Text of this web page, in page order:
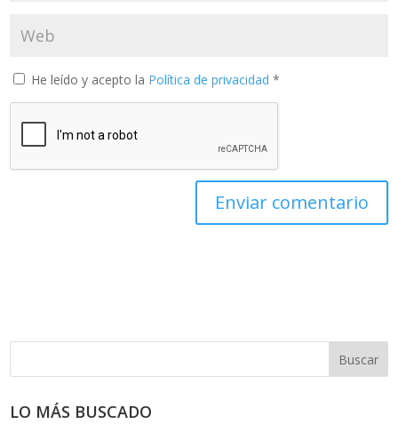
He leído y acepto la Política de privacidad*
Buscar
LO MÁS BUSCADO